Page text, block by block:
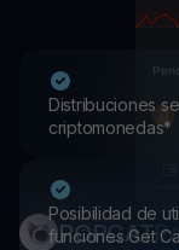
Distribuciones
criptomonedas*
Posibilidad de
funciones Get
POPCAT